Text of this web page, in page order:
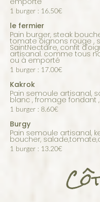
1 burger : 16.50€
le fermier
pain burger, steak boucher bout haché minute salale
tomate oignons rouge ,
SaintNectaire, confit
artisanal. comme tous
ou à emporté
1 burger : 17.00€
Kakrok
Pain semoule artisanal, sauce dips, tranche de jambon
blanc , fromage fondant ,
1 burger : 8.60€
Burgy
Pain semoule artisanal, ketchup ,steak haché façon
boucher,
1 burger : 13.20€